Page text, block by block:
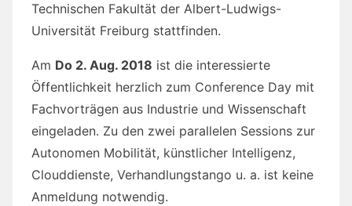
Technischen Fakultät der Albert-Ludwigs-
Universität Freiburg stattfinden.
Am Do 2. Aug. 2018 ist die interessierte
Öffentlichkeit herzlich zum Conference Day mit
Fachvorträgen aus Industrie und Wissenschaft
eingeladen. Zu den zwei parallelen Sessions zur
Autonomen Mobilität, künstlicher Intelligenz,
Clouddienste, Verhandlungstango u. a. ist keine
Anmeldung notwendig.